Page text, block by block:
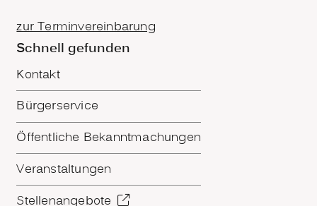
zur Terminvereinbarung
Schnell gefunden
Kontakt
Bürgerservice
Öffentliche Bekanntmachungen
Veranstaltungen
Stellenangebote